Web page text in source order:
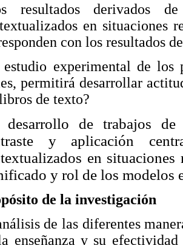
resultados derivados
en situaciones
con los resultados
estudio experimental de los
permitirá desarrollar
de texto?
desarrollo de trabajos
y aplicación
zados en
y rol de los modelos
de la investigación
de las diferentes
enseñanza y su